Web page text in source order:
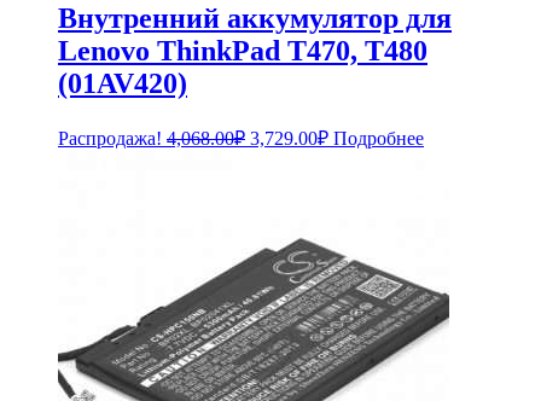
Внутренний аккумулятор для
Lenovo ThinkPad T470, T480
(01AV420)
Распродажа! 4,068.00₽ Первоначальная
3,729.00₽Текущая
цена:
Подробнее